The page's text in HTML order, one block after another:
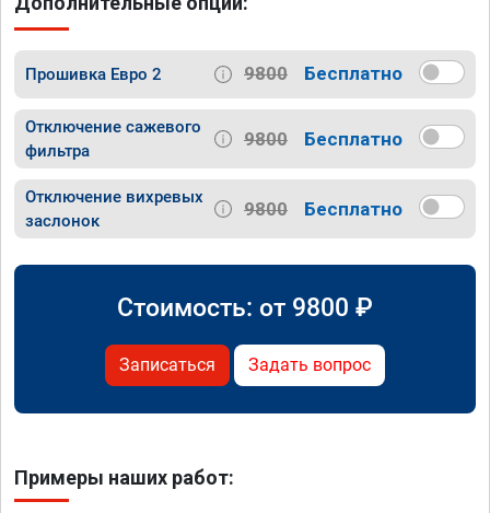
Прошивка Евро 2 9800 Бесплатно
Отключение сажевого
фильтра
9800 Бесплатно
Отключение вихревых
заслонок
9800 Бесплатно
Стоимость: от 9800 ₽
Записаться Задать вопрос
Примеры наших работ: